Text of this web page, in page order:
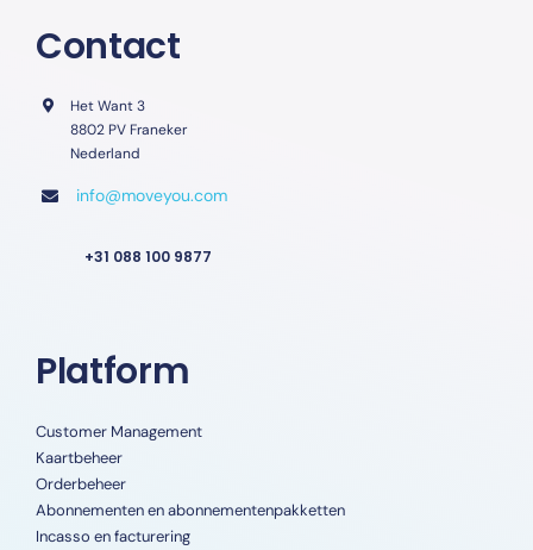
Contact
Het Want 3
8802 PV Franeker
Nederland
info@moveyou.com
+31 088 100 9877
Platform
Customer Management
Kaartbeheer
Orderbeheer
Abonnementen en abonnementenpakketten
Incasso en facturering